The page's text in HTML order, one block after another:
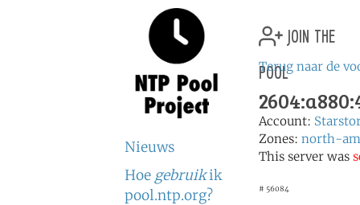
Nieuws
Hoe gebruikik
pool.ntp.org?
join the
pool
Terug naar de
Account:
Zones: north-
This server was
# 56084